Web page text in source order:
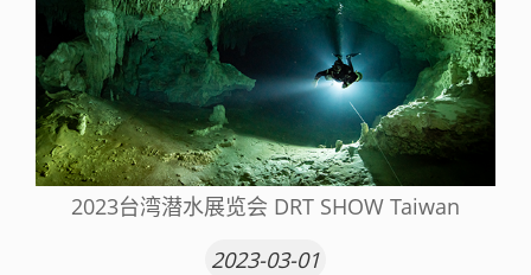
2023台湾潜水展览会 DRT SHOW Taiwan
2023-03-01